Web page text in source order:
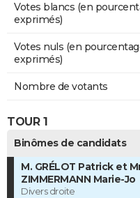
Votes blancs (en
exprimés)
Votes nuls (en
exprimés)
Nombre de votants
TOUR 1
Binômes de candidats
M. GRÉLOT Patrick et
ZIMMERMANN Marie-Jo
Divers droite